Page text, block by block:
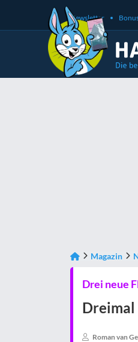
Newsletter
Magazin
Drei neue
Dreimal
Roman van